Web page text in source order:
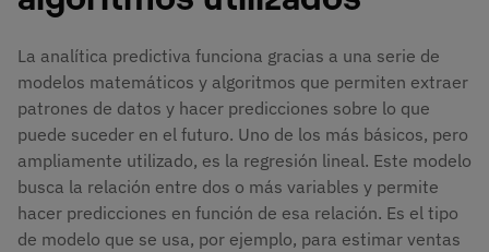
La analítica predictiva funciona gracias a una serie de
modelos matemáticos y algoritmos que permiten extraer
patrones de datos y hacer predicciones sobre lo que
puede suceder en el futuro. Uno de los más básicos, pero
ampliamente utilizado, es la regresión lineal. Este modelo
busca la relación entre dos o más variables y permite
hacer predicciones en función de esa relación. Es el tipo
de modelo que se usa, por ejemplo, para estimar ventas